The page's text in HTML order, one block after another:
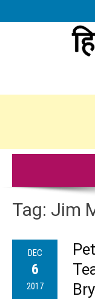
Tag: Jim
DEC
6
2017